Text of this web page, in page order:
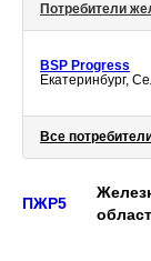
Потребители
BSP Progress
Екатеринбург,
Все
ПЖР5